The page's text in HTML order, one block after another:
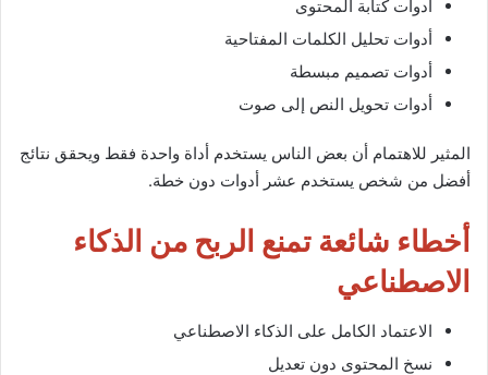
أدوات كتابة المحتوى
أدوات تحليل الكلمات المفتاحية
أدوات تصميم مبسطة
أدوات تحويل النص إلى صوت
المثير للاهتمام أن بعض الناس يستخدم أداة واحدة فقط ويحقق نتائج
أفضل من شخص يستخدم عشر أدوات دون خطة.
أخطاء شائعة تمنع الربح من الذكاء
الاصطناعي
الاعتماد الكامل على الذكاء الاصطناعي
نسخ المحتوى دون تعديل